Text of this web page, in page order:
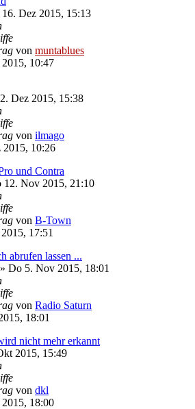
Dez 2015, 15:13
von muntablues
10:47
Dez 2015, 15:38
von ilmago
10:26
und Contra
12. Nov 2015, 21:10
von B-Town
17:51
abrufen lassen ...
» Do 5. Nov 2015, 18:01
von Radio Saturn
18:01
nicht mehr erkannt
2015, 15:49
von dkl
18:00